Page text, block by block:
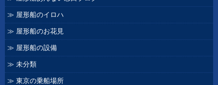
屋形船のイロハ
屋形船のお花見
屋形船の設備
未分類
東京の乗船場所